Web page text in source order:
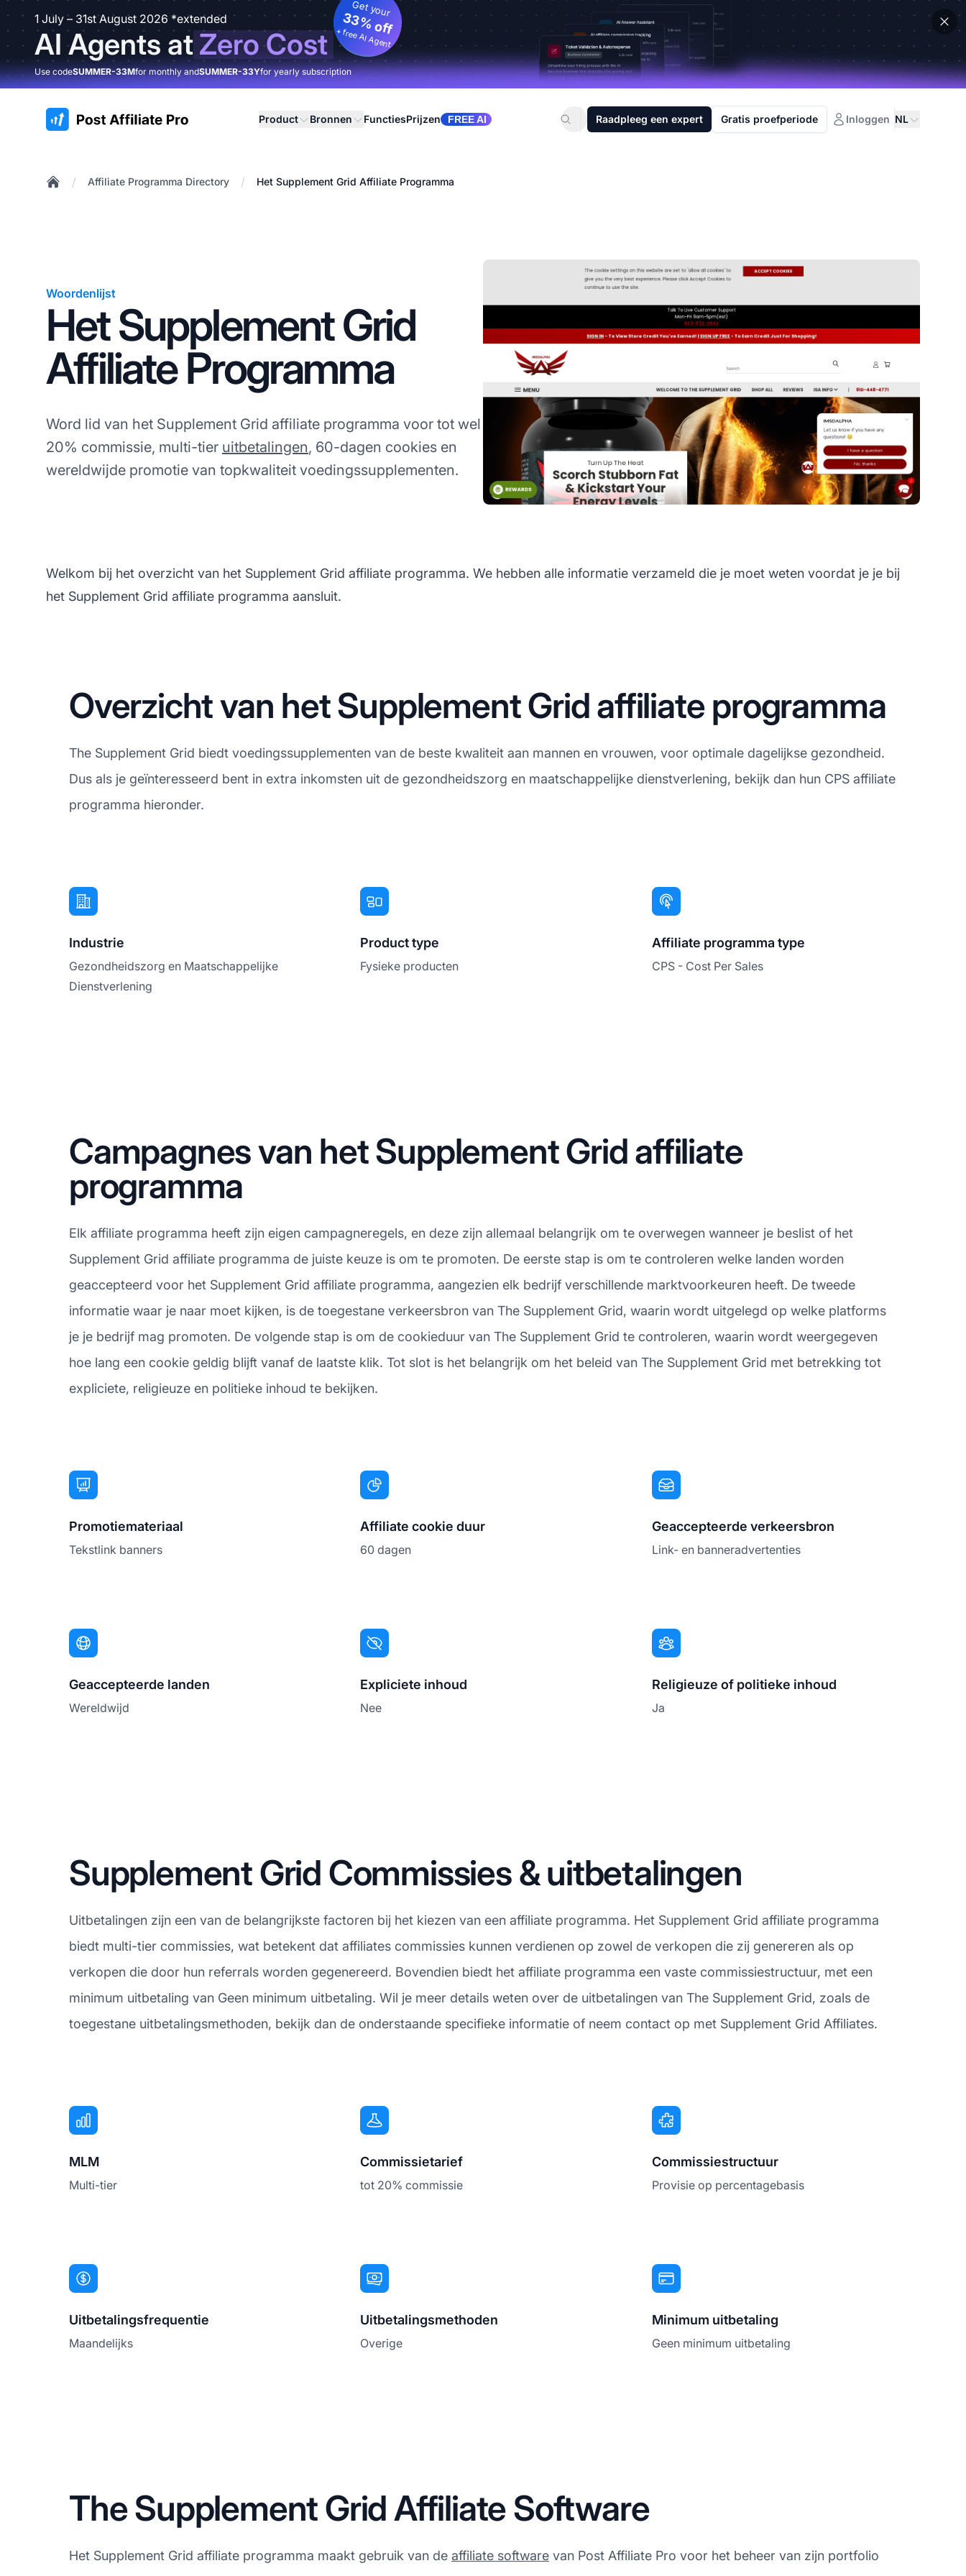
1 July – 31st August 2026 *extended
AI Agents atZero Cost
Get your
33% off
+ free AI Agent
Use codeSUMMER-33Mfor monthly andSUMMER-33Yfor yearly subscription
:site.title Product Bronnen FunctiesPrijzen FREE AI Raadpleeg een expert Gratis proefperiode Inloggen NL
/ Affiliate Programma Directory / Het Supplement Grid Affiliate Programma
Woordenlijst
Het Supplement Grid
Affiliate Programma
Word lid van het Supplement Grid affiliate programma voor tot wel
20% commissie, multi-tier uitbetalingen, 60-dagen cookies en
wereldwijde promotie van topkwaliteit voedingssupplementen.
Welkom bij het overzicht van het Supplement Grid affiliate programma. We hebben alle informatie verzameld die je moet weten voordat je je bij
het Supplement Grid affiliate programma aansluit.
Overzicht van het Supplement Grid affiliate programma
The Supplement Grid biedt voedingssupplementen van de beste kwaliteit aan mannen en vrouwen, voor optimale dagelijkse gezondheid.
Dus als je geïnteresseerd bent in extra inkomsten uit de gezondheidszorg en maatschappelijke dienstverlening, bekijk dan hun CPS affiliate
programma hieronder.
Industrie
Gezondheidszorg en Maatschappelijke
Dienstverlening
Product type
Fysieke producten
Affiliate programma type
CPS - Cost Per Sales
Campagnes van het Supplement Grid affiliate
programma
Elk affiliate programma heeft zijn eigen campagneregels, en deze zijn allemaal belangrijk om te overwegen wanneer je beslist of het
Supplement Grid affiliate programma de juiste keuze is om te promoten. De eerste stap is om te controleren welke landen worden
geaccepteerd voor het Supplement Grid affiliate programma, aangezien elk bedrijf verschillende marktvoorkeuren heeft. De tweede
informatie waar je naar moet kijken, is de toegestane verkeersbron van The Supplement Grid, waarin wordt uitgelegd op welke platforms
je je bedrijf mag promoten. De volgende stap is om de cookieduur van The Supplement Grid te controleren, waarin wordt weergegeven
hoe lang een cookie geldig blijft vanaf de laatste klik. Tot slot is het belangrijk om het beleid van The Supplement Grid met betrekking tot
expliciete, religieuze en politieke inhoud te bekijken.
Promotiemateriaal
Tekstlink banners
Affiliate cookie duur
60 dagen
Geaccepteerde verkeersbron
Link- en banneradvertenties
Geaccepteerde landen
Wereldwijd
Expliciete inhoud
Nee
Religieuze of politieke inhoud
Ja
Supplement Grid Commissies & uitbetalingen
Uitbetalingen zijn een van de belangrijkste factoren bij het kiezen van een affiliate programma. Het Supplement Grid affiliate programma
biedt multi-tier commissies, wat betekent dat affiliates commissies kunnen verdienen op zowel de verkopen die zij genereren als op
verkopen die door hun referrals worden gegenereerd. Bovendien biedt het affiliate programma een vaste commissiestructuur, met een
minimum uitbetaling van Geen minimum uitbetaling. Wil je meer details weten over de uitbetalingen van The Supplement Grid, zoals de
toegestane uitbetalingsmethoden, bekijk dan de onderstaande specifieke informatie of neem contact op met Supplement Grid Affiliates.
MLM
Multi-tier
Commissietarief
tot 20% commissie
Commissiestructuur
Provisie op percentagebasis
Uitbetalingsfrequentie
Maandelijks
Uitbetalingsmethoden
Overige
Minimum uitbetaling
Geen minimum uitbetaling
The Supplement Grid Affiliate Software
Het Supplement Grid affiliate programma maakt gebruik van de affiliate software van Post Affiliate Pro voor het beheer van zijn portfolio